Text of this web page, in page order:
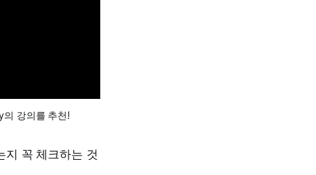
강의를 추천!
지 꼭 체크하는 것